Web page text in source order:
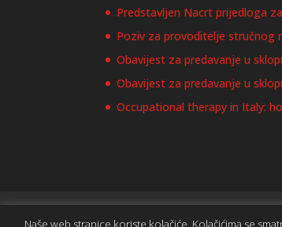
Predstavljen Nacrt prijedloga
Poziv za provoditelje stručnog
Obavijest za predavanje u
Obavijest za predavanje u
Occupational therapy in Italy:
Naše web stranice koriste kolačiće. Kolačićima se